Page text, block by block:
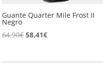
Guante Quarter Mile Frost II
Negro
64,90€El
58,41€El